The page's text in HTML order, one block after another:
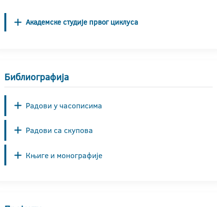
Академске студије првог циклуса
Библиографија
Радови у часописима
Радови са скупова
Књиге и монографије